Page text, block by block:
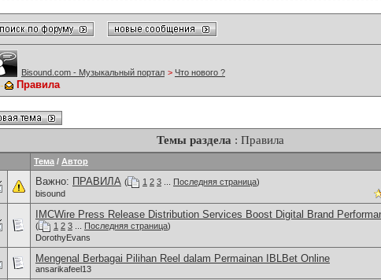
Bisound.com - Музыкальный портал > Что нового ?
Правила
Темы раздела : Правила
Тема / Автор
Важно: ПРАВИЛА ( 1 2 3 Последняя страница)
bisound
IMCWire Press Release Distribution Services Boost Digital Brand
( 1 2 3 Последняя страница)
DorothyEvans
Mengenal Berbagai Pilihan Reel dalam Permainan IBLBet Online
ansarikafeel13